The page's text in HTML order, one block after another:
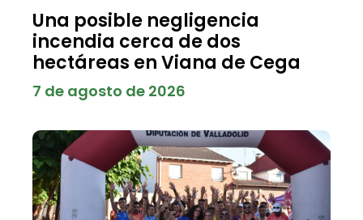
Una posible negligencia
incendia cerca de dos
hectáreas en Viana de Cega
7 de agosto de 2026